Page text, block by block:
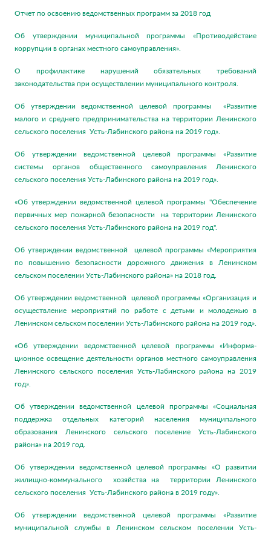
Отчет по освоению ведомственных программ за 2018 год
Об утверждении муниципальной программы «Противодействие
коррупции в органах местного самоуправления».
О профилактике нарушений обязательных требований
законодательства при осуществлении муниципального контроля.
Об утверждении ведомственной целевой программы «Развитие
малого и среднего предпринимательства на территории Ленинского
сельского поселения Усть-Лабинского района на 2019 год».
Об утверждении ведомственной целевой программы «Развитие
системы органов общественного самоуправления Ленинского
сельского поселения Усть-Лабинского района на 2019 год».
«Об утверждении ведомственной целевой программы "Обеспечение
первичных мер пожарной безопасности на территории Ленинского
сельского поселения Усть-Лабинского района на 2019 год".
Об утверждении ведомственной целевой программы «Мероприятия
по повышению безопасности дорожного движения в Ленинском
сельском поселении Усть-Лабинского района» на 2018 год.
Об утверждении ведомственной целевой программы «Организация и
осуществление мероприятий по работе с детьми и молодежью в
Ленинском сельском поселении Усть-Лабинского района на 2019 год».
«Об утверждении ведомственной целевой программы «Информа-
ционное освещение деятельности органов местного самоуправления
Ленинского сельского поселения Усть-Лабинского района на 2019
год».
Об утверждении ведомственной целевой программы «Социальная
поддержка отдельных категорий населения муниципального
образования Ленинского сельского поселение Усть-Лабинского
района» на 2019 год.
Об утверждении ведомственной целевой программы «О развитии
жилищно-коммунального хозяйства на территории Ленинского
сельского поселения Усть-Лабинского района в 2019 году».
Об утверждении ведомственной целевой программы «Развитие
муниципальной службы в Ленинском сельском поселении Усть-